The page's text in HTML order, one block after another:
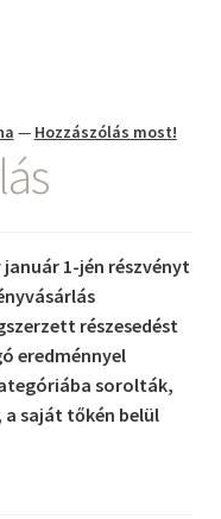
— Hozzászólás most!
1-jén részvényt
részesedést
eredménnyel
sorolták,
saját tőkén belül